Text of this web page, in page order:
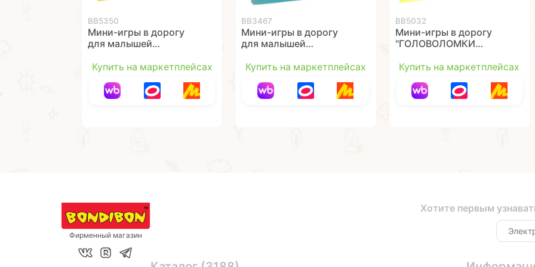
ВВ5350
Мини-игры в дорогу
для малышей
2, мозаика магнитная
Купить на маркетплейсах
ВВ3467
Мини-игры в дорогу
для малышей
ФОРМЫ" на липучках
Купить на маркетплейсах
ВВ5032
Мини-игры в дорогу
"ГОЛОВОЛОМКИ
Bondibon
Купить на маркетплейсах
Фирменный магазин
Хотите первым